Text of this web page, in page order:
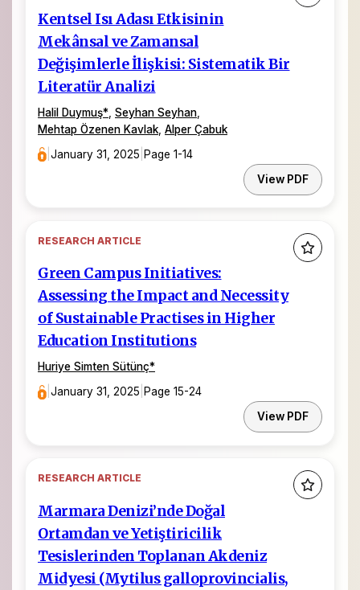
Kentsel Isı Adası Etkisinin
Mekânsal ve Zamansal
Değişimlerle İlişkisi: Sistematik Bir
Literatür Analizi
Halil Duymuş* Seyhan Seyhan
Mehtap Özenen Kavlak Alper Çabuk
|January 31, 2025 |Page 1-14
View PDF
RESEARCH ARTICLE
Green Campus Initiatives:
Assessing the Impact and Necessity
of Sustainable Practises in Higher
Education Institutions
Huriye Simten Sütünç*
|January 31, 2025 Page 15-24
View PDF
RESEARCH ARTICLE
Marmara Denizi’nde Doğal
Ortamdan ve Yetiştiricilik
Tesislerinden Toplanan Akdeniz
Midyesi (Mytilus galloprovincialis,